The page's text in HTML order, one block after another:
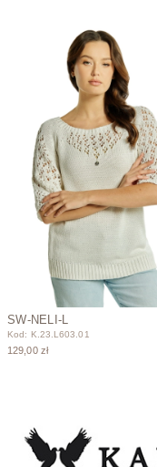
SW-NELI-L
Kod: K.23.L603.01
129,00 zł